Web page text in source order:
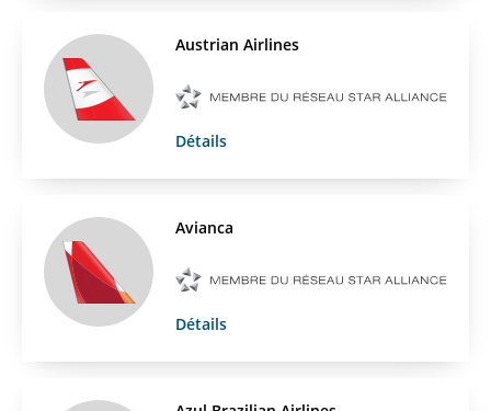
Austrian Airlines
Détails
Avianca
Détails